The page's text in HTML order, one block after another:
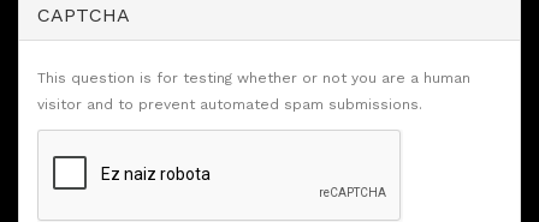
CAPTCHA
This question is for testing whether or not you are a human
visitor and to prevent automated spam submissions.